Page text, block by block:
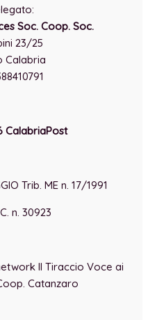
Soc. Coop. Soc.
23/25
Calabria
CalabriaPost
Trib. ME n. 17/1991
n. 30923
Il Tiraccio Voce ai
Catanzaro